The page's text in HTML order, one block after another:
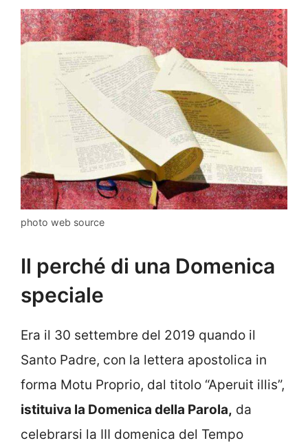
photo web source
Il perché di una Domenica
speciale
Era il 30 settembre del 2019 quando il
Santo Padre, con la lettera apostolica in
forma Motu Proprio, dal titolo “Aperuit illis”,
istituiva la Domenica della Parola, da
celebrarsi la III domenica del Tempo